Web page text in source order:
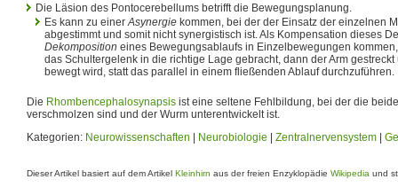
Die Läsion des Pontocerebellums betrifft die Bewegungsplanung.
Es kann zu einerAsynergie kommen, bei der der Einsatz der einzelnen
abgestimmt und somit nicht synergistisch ist. Als Kompensation dieses
Dekomposition eines Bewegungsablaufs in Einzelbewegungen
das Schultergelenk in die richtige Lage gebracht, dann der Arm
bewegt wird, statt das parallel in einem fließenden Ablauf durchzuführen.
Die Rhombencephalosynapsis ist eine seltene Fehlbildung, bei der die
verschmolzen sind und der Wurm unterentwickelt ist.
Kategorien: Neurowissenschaften Neurobiologie Zentralnervensystem
Dieser Artikel basiert auf dem Artikel Kleinhirn aus der freien Enzyklopädie Wikipedia und